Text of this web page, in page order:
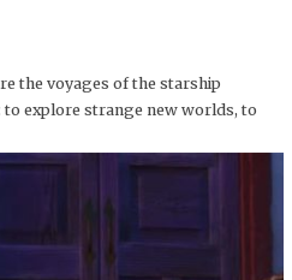
the voyages of the starship
explore strange new worlds, to